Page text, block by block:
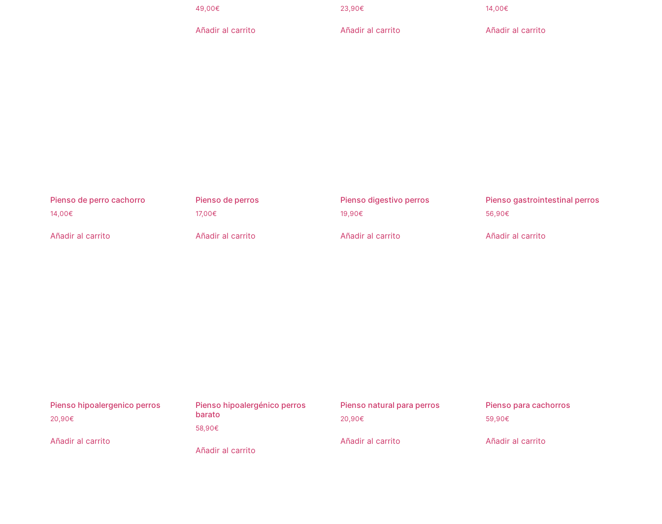
49,00€
Añadir al carrito
23,90€
Añadir al carrito
14,00€
Añadir al carrito
Pienso de perro cachorro
14,00€
Añadir al carrito
Pienso de perros
17,00€
Añadir al carrito
Pienso digestivo perros
19,90€
Añadir al carrito
Pienso gastrointestinal perros
56,90€
Añadir al carrito
Pienso hipoalergenico perros
20,90€
Añadir al carrito
Pienso hipoalergénico perros
barato
58,90€
Añadir al carrito
Pienso natural para perros
20,90€
Añadir al carrito
Pienso para cachorros
59,90€
Añadir al carrito